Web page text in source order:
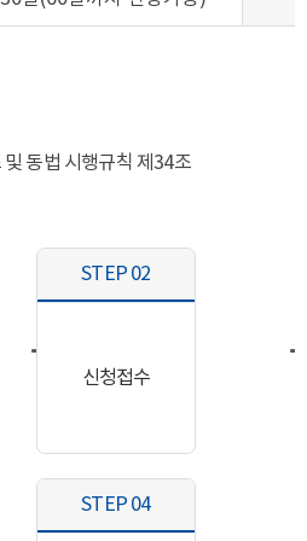
동법 시행규칙 제34조
STEP 02
신청접수
STEP 04